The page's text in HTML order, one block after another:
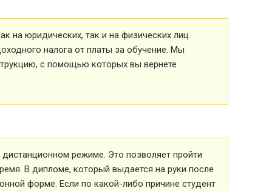
на юридических, так и на физических лиц.
налога от платы за обучение. Мы
с помощью которых вы вернете
режиме. Это позволяет пройти
В дипломе, который выдается на руки после
форме. Если по какой-либо причине студент